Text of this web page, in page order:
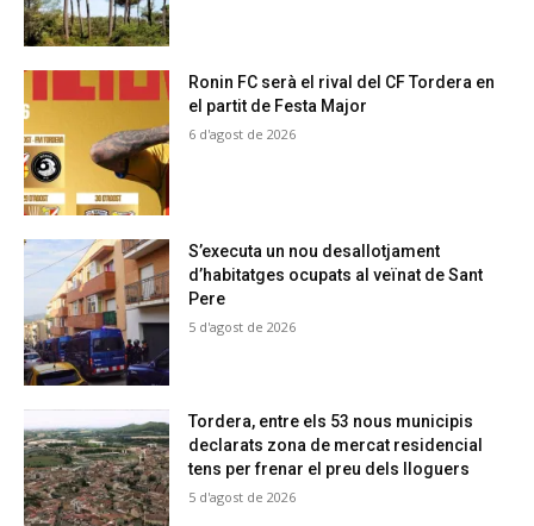
Ronin FC serà el rival del CF Tordera en
el partit de Festa Major
6 d'agost de 2026
S’executa un nou desallotjament
d’habitatges ocupats al veïnat de Sant
Pere
5 d'agost de 2026
Tordera, entre els 53 nous municipis
declarats zona de mercat residencial
tens per frenar el preu dels lloguers
5 d'agost de 2026